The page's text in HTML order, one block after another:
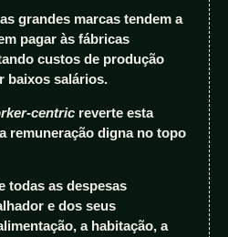
grandes marcas tendem a
pagar às fábricas
custos de produção
baixos salários.
centric reverte esta
remuneração digna no topo
todas as despesas
e dos seus
a habitação, a